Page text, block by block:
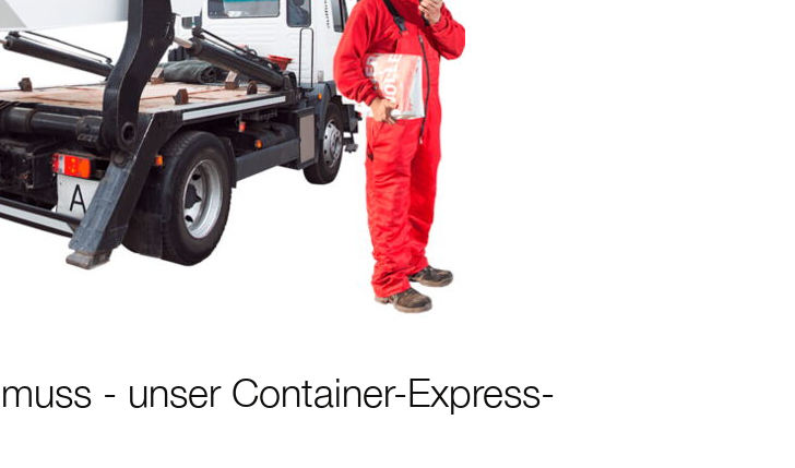
- unser Container-Express-